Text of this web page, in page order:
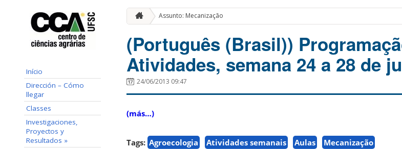
Início
Dirección – Cómo
llegar
Classes
Investigaciones,
Proyectos y
Resultados »
Assunto: Mecanização
(Português (Brasil))
Atividades, semana 24 a 28 de
24/06/2013 09:47
(más…)
Tags: Agroecologia Atividades semanais Aulas Mecanização